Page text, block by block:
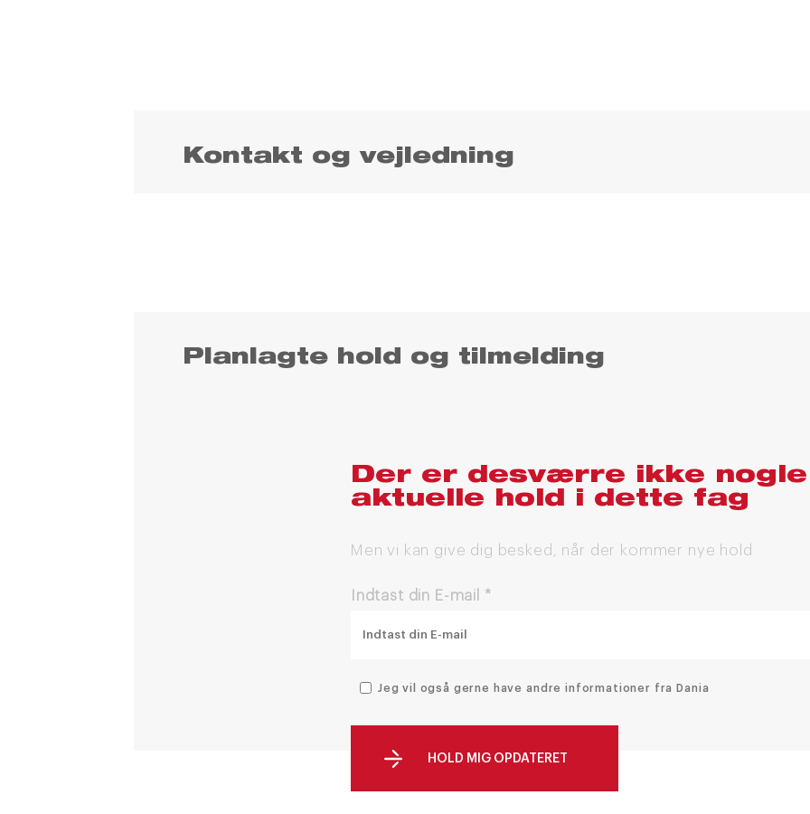
Kontakt og vejledning
Planlagte hold og tilmelding
Der er desværre ikke nogle
aktuelle hold i dette fag
Men vi kan give dig besked, når der kommer nye hold
Indtast din E-mail *
Jeg vil også gerne have andre informationer fra Dania